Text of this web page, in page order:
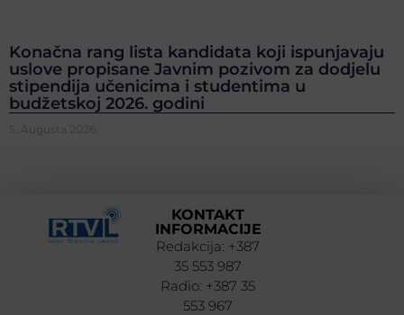
Konačna rang lista kandidata koji ispunjavaju
uslove propisane Javnim pozivom za dodjelu
stipendija učenicima i studentima u
budžetskoj 2026. godini
5. Augusta 2026.
KONTAKT
INFORMACIJE
Redakcija: +387
35 553 987
Radio: +387 35
553 967